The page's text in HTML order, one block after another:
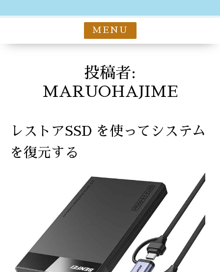
MENU
投稿者:
MARUOHAJIME
レストアSSD を使ってシステム
を復元する